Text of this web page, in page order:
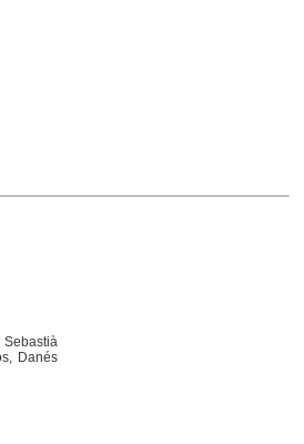
Sebastià
Danés